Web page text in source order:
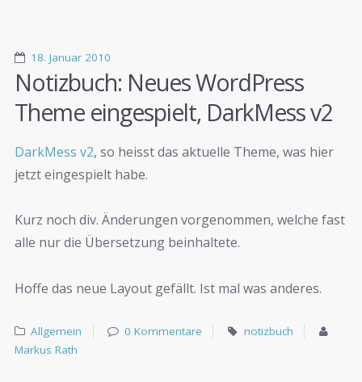
18. Januar 2010
Notizbuch: Neues WordPress
Theme eingespielt, DarkMess v2
DarkMess v2, so heisst das aktuelle Theme, was hier
jetzt eingespielt habe.
Kurz noch div. Änderungen vorgenommen, welche fast
alle nur die Übersetzung beinhaltete.
Hoffe das neue Layout gefällt. Ist mal was anderes.
Allgemein 0 Kommentare
notizbuch
Markus Rath